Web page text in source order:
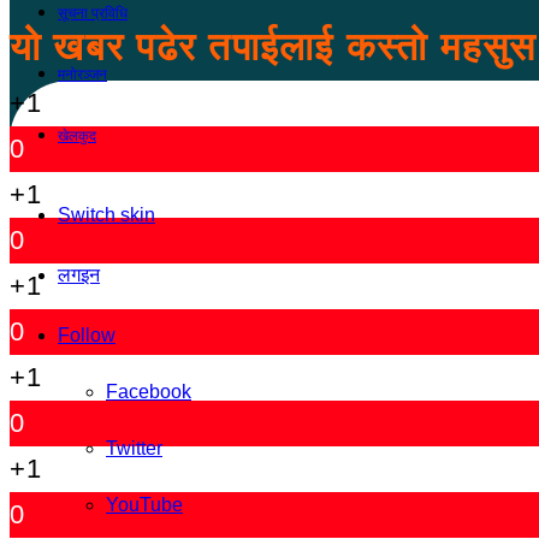
सूचना प्रविधि
मनोरञ्जन
खेलकुद
Switch skin
लगइन
Follow
Facebook
Twitter
YouTube
यो खबर पढेर तपाईलाई कस्तो
+1
0
+1
0
+1
0
+1
0
+1
0